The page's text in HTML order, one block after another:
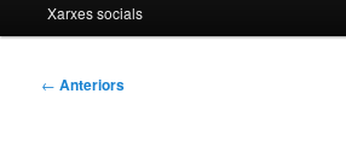
Xarxes socials
Navegació
← Anteriors